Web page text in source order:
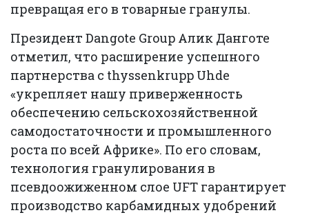
превращая его в товарные гранулы.
Президент Dangote Group Алик Данготе
отметил, что расширение успешного
партнерства с thyssenkrupp Uhde
«укрепляет нашу приверженность
обеспечению сельскохозяйственной
самодостаточности и промышленного
роста по всей Африке». По его словам,
технология гранулирования в
псевдоожиженном слое UFT гарантирует
производство карбамидных удобрений